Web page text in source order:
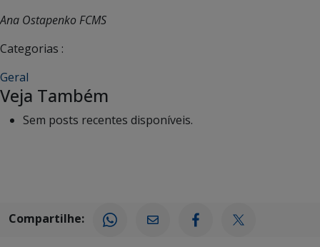
Ana Ostapenko FCMS
Categorias :
Geral
Veja Também
Sem posts recentes disponíveis.
Compartilhe: